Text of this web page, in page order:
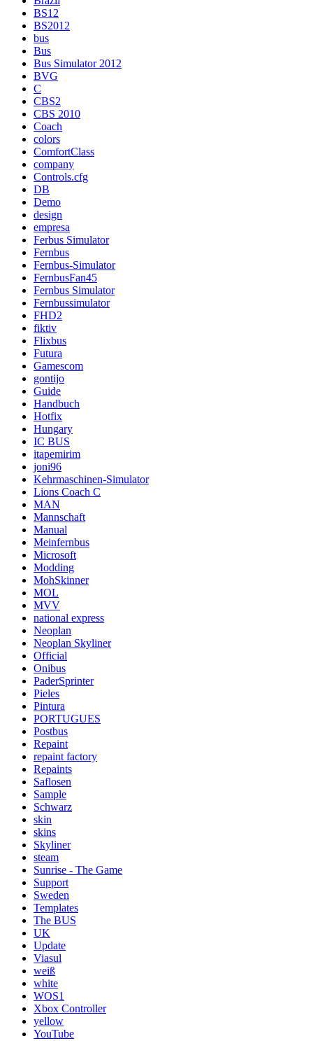
BS12
BS2012
bus
Bus
Bus Simulator 2012
BVG
C
CBS2
CBS 2010
Coach
colors
ComfortClass
company
Controls.cfg
DB
Demo
design
empresa
Ferbus Simulator
Fernbus
Fernbus-Simulator
FernbusFan45
Fernbus Simulator
Fernbussimulator
FHD2
fiktiv
Flixbus
Futura
Gamescom
gontijo
Guide
Handbuch
Hotfix
Hungary
IC BUS
itapemirim
joni96
Kehrmaschinen-Simulator
Lions Coach C
MAN
Mannschaft
Manual
Meinfernbus
Microsoft
Modding
MohSkinner
MOL
MVV
national express
Neoplan
Neoplan Skyliner
Official
Onibus
PaderSprinter
Pieles
Pintura
PORTUGUES
Postbus
Repaint
repaint factory
Repaints
Saflosen
Sample
Schwarz
skin
skins
Skyliner
steam
Sunrise - The Game
Support
Sweden
Templates
The BUS
UK
Update
Viasul
weiß
white
WOS1
Xbox Controller
yellow
YouTube